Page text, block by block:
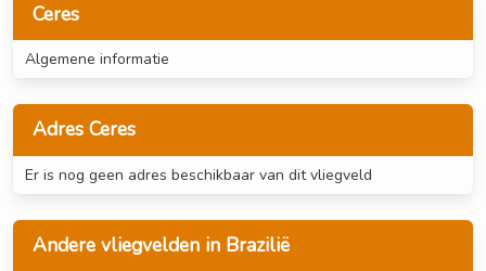
Ceres
Algemene informatie
Adres Ceres
Er is nog geen adres beschikbaar van dit vliegveld
Andere vliegvelden in Brazilië